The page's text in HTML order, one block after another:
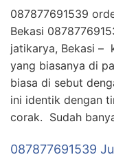
087877691539
Bekasi
jatikarya, Bekasi –
yang biasanya di
biasa di sebut
ini identik dengan
corak. Sudah
087877691539